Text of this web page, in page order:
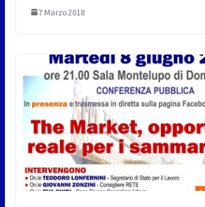
7 Marzo 2018